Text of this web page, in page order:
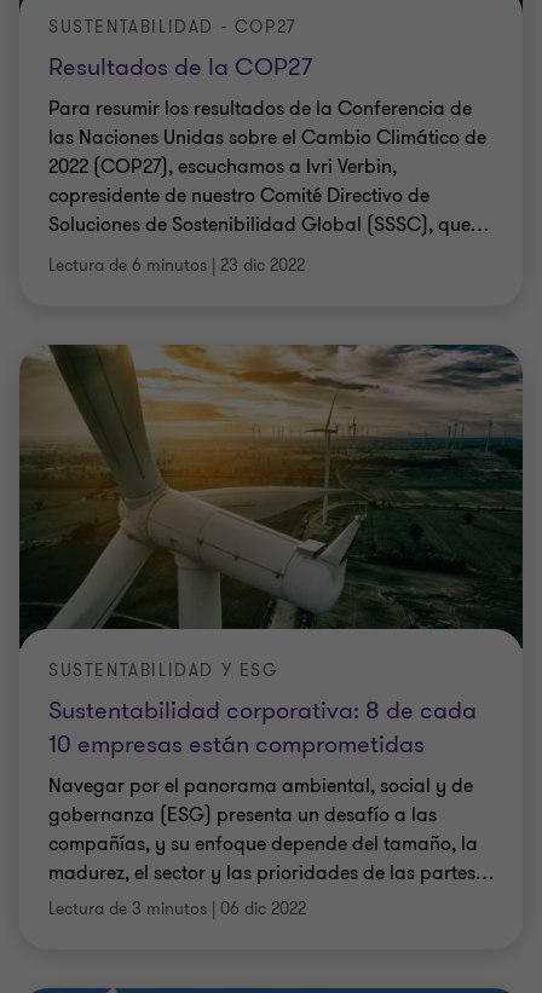
Resultados de la COP27
SUSTENTABILIDAD - COP27
Para resumir los resultados de la Conferencia de
las Naciones Unidas sobre el Cambio Climático de
2022 (COP27), escuchamos a Ivri Verbin,
copresidente de nuestro Comité Directivo de
Soluciones de Sostenibilidad Global (SSSC), que…
Lectura de 6 minutos | 23 dic 2022
Sustentabilidad corporativa: 8 de cada
10 empresas están comprometidas
SUSTENTABILIDAD Y ESG
Navegar por el panorama ambiental, social y de
gobernanza (ESG) presenta un desafío a las
compañías, y su enfoque depende del tamaño, la
madurez, el sector y las prioridades de las partes…
Lectura de 3 minutos | 06 dic 2022